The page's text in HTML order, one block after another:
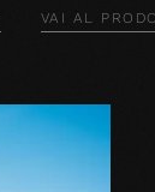
VAI AL